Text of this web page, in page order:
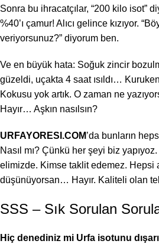
Sonra bu ihracatçılar, “200 kilo isot”
%40’ı çamur! Alıcı gelince kızıyor.
veriyorsunuz?” diyorum ben.
Ve en büyük hata: Soğuk zincir
güzeldi, uçakta 4 saat ısıldı…
Kokusu yok artık. O zaman ne
Hayır… Aşkın nasılsın?
URFAYORESI.COM’da bunların
Nasıl mı? Çünkü her şeyi biz
elimizde. Kimse taklit edemez. Hepsi
düşünüyorsan… Hayır. Kaliteli olan
SSS – Sık Sorulan
Hiç denediniz mi Urfa isotunu